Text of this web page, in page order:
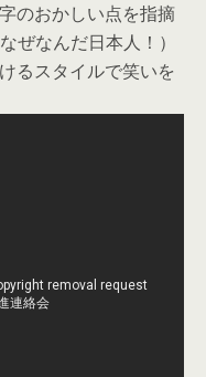
のおかしい点を指摘
ぜなんだ日本人！）
るスタイルで笑いを